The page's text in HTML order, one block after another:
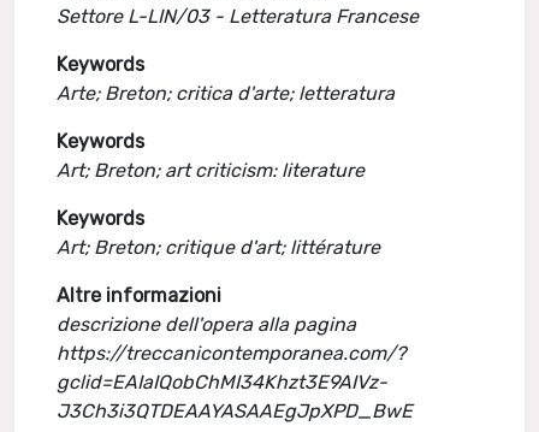
Settore L-LIN/03 - Letteratura Francese
Keywords
Arte; Breton; critica d'arte; letteratura
Keywords
Art; Breton; art criticism: literature
Keywords
Art; Breton; critique d'art; littérature
Altre informazioni
descrizione dell'opera alla pagina
https://treccanicontemporanea.com/?
gclid=EAIaIQobChMI34Khzt3E9AIVz-
J3Ch3i3QTDEAAYASAAEgJpXPD_BwE